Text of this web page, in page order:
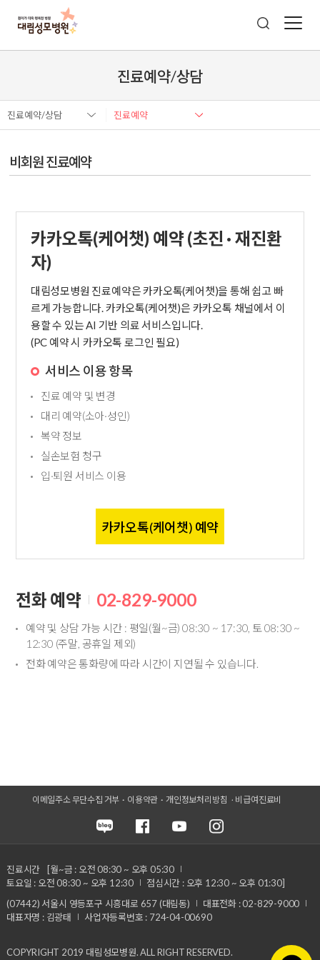
진료예약/상담
진료예약/상담 진료예약
비회원 진료예약
카카오톡(케어챗) 예약 (초진 · 재진환
자)
대림성모병원 진료예약은 카카오톡(케어챗)을 통해 쉽고 빠
르게 가능합니다. 카카오톡(케어챗)은 카카오톡 채널에서 이
용할 수 있는 AI 기반 의료 서비스입니다.
(PC 예약 시 카카오톡 로그인 필요)
서비스 이용 항목
진료 예약 및 변경
대리 예약(소아·성인)
복약 정보
실손보험 청구
입·퇴원 서비스 이용
카카오톡(케어챗) 예약
전화 예약 02-829-9000
예약 및 상담 가능 시간 : 평일(월~금) 08:30 ~ 17:30, 토 08:30 ~
12:30 (주말, 공휴일 제외)
전화 예약은 통화량에 따라 시간이 지연될 수 있습니다.
이메일주소 무단수집 거부 이용약관 개인정보처리방침 비급여진료비
진료시간
[월~금 : 오전 08:30 ~ 오후 05:30
토요일 : 오전 08:30 ~ 오후 12:30
점심시간 : 오후 12:30 ~ 오후 01:30]
(07442) 서울시 영등포구 시흥대로 657 (대림동)
대표전화 : 02-829-9000
대표자명 : 김광태
사업자등록번호 : 724-04-00690
COPYRIGHT 2019 대림성모병원. ALL RIGHT RESERVED.